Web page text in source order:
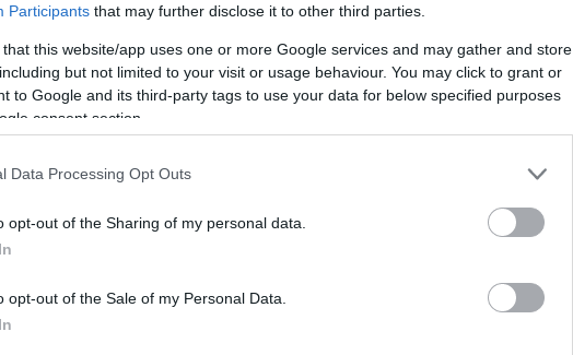
Participants that may further disclose it to other third parties.
that this website/app uses one or more Google services and may gather and store
but not limited to your visit or usage behaviour. You may click to grant or
to Google and its third-party tags to use your data for below specified purposes
consent section.
Data Processing Opt Outs
opt-out of the Sharing of my personal data.
opt-out of the Sale of my Personal Data.
az EGRI ÜGYEK Google Hírek oldalán!